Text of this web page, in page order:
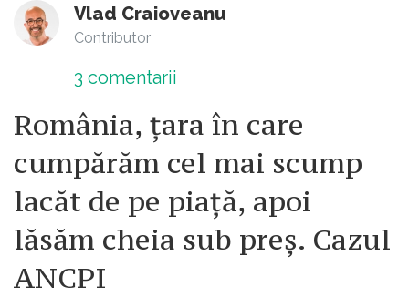
Vlad Craioveanu
Contributor
3 comentarii
România, țara în care
cumpărăm cel mai scump
lacăt de pe piață, apoi
lăsăm cheia sub preș. Cazul
ANCPI